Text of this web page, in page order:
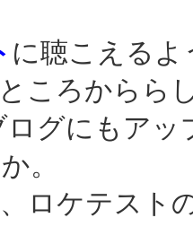
に聴こえる
ころからら
ログにもア
。
ロケテスト